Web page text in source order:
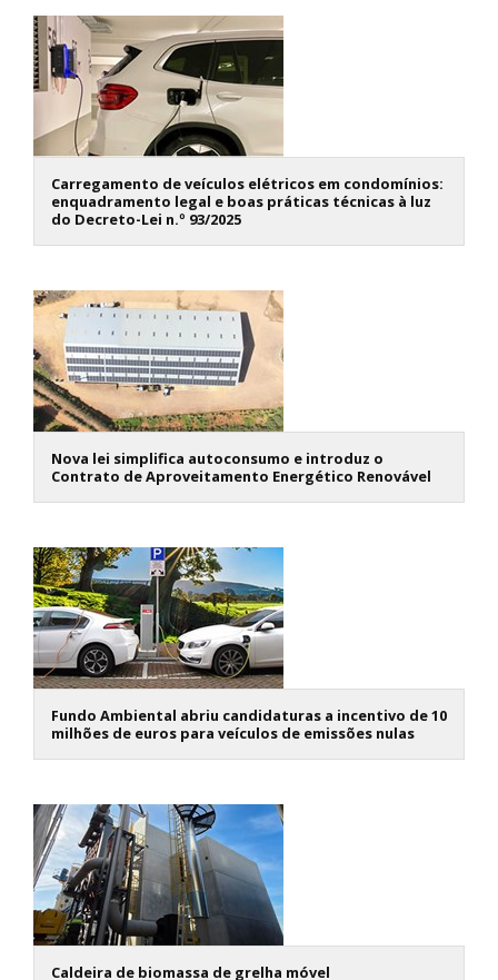
Carregamento de veículos elétricos em condomínios:
enquadramento legal e boas práticas técnicas à luz
do Decreto-Lei n.º 93/2025
Nova lei simplifica autoconsumo e introduz o
Contrato de Aproveitamento Energético Renovável
Fundo Ambiental abriu candidaturas a incentivo de 10
milhões de euros para veículos de emissões nulas
Caldeira de biomassa de grelha móvel